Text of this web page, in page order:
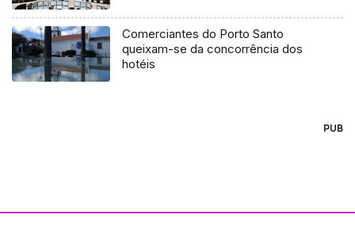
Comerciantes do Porto Santo
queixam-se da concorrência dos
hotéis
PUB